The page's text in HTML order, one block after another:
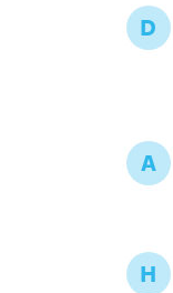
D
A
H